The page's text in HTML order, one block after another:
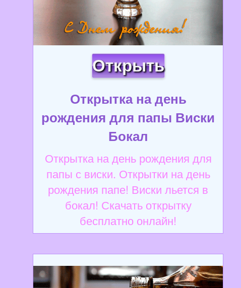
Открыть
Открытка на день
рождения для папы Виски
Бокал
Открытка на день рождения для
папы с виски. Открытки на день
рождения папе! Виски льется в
бокал! Скачать открытку
бесплатно онлайн!